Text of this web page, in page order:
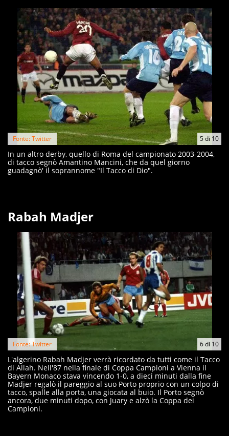
5di 10
Fonte: Twitter
In un altro derby, quello di Roma del campionato 2003-2004,
di tacco segnò Amantino Mancini, che da quel giorno
guadagnò' il soprannome "Il Tacco di Dio".
Rabah Madjer
6di 10
Fonte: Twitter
L'algerino Rabah Madjer verrà ricordato da tutti come il Tacco
di Allah. Nell'87 nella finale di Coppa Campioni a Vienna il
Bayern Monaco stava vincendo 1-0, a dieci minuti dalla fine
Madjer regalò il pareggio al suo Porto proprio con un colpo di
tacco, spalle alla porta, una giocata al buio. Il Porto segnò
ancora, due minuti dopo, con Juary e alzò la Coppa dei
Campioni.